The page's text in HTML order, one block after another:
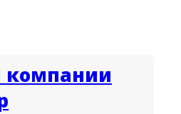
компании